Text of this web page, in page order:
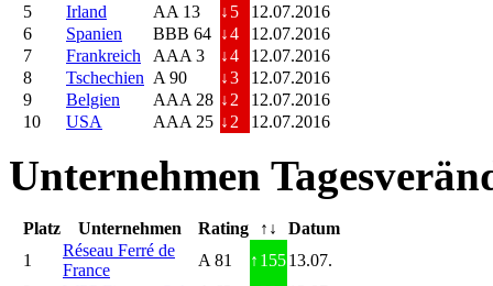
5
Irland AA 13 ↓ 5
12.07.2016
6
Spanien BBB 64 ↓4
12.07.2016
7
Frankreich AAA 3 ↓4
12.07.2016
8
Tschechien A 90 ↓3
12.07.2016
9
Belgien AAA 28 ↓ 2
12.07.2016
10
USA AAA 25 ↓ 2 12.07.2016
Unternehmen
Platz Unternehmen Rating ↑↓
Datum
1
Réseau Ferré de
France
A 81 ↑ 15513.07.